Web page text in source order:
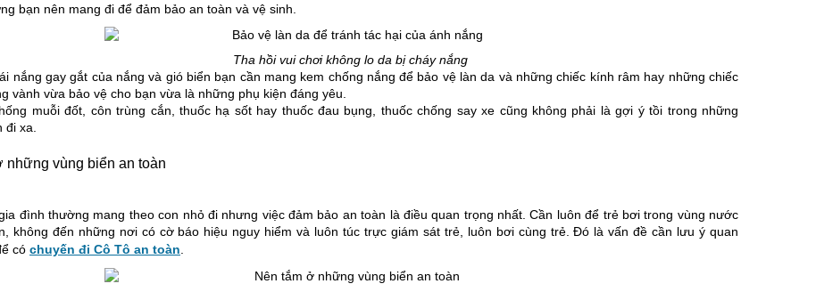
bạn nên mang đi để đảm bảo an toàn và vệ sinh.
Tha hồi vui chơi không lo da bị cháy nắng
nắng gay gắt của nắng và gió biển bạn cần mang kem chống nắng để bảo vệ làn da và những chiếc kính râm hay những chiếc
vành vừa bảo vệ cho bạn vừa là những phụ kiện đáng yêu.
muỗi đốt, côn trùng cắn, thuốc hạ sốt hay thuốc đau bụng, thuốc chống say xe cũng không phải là gợi ý tồi trong những
đi xa.
những vùng biển an toàn
đình thường mang theo con nhỏ đi nhưng việc đảm bảo an toàn là điều quan trọng nhất. Cần luôn để trẻ bơi trong vùng nước
không đến những nơi có cờ báo hiệu nguy hiểm và luôn túc trực giám sát trẻ, luôn bơi cùng trẻ. Đó là vấn đề cần lưu ý quan
có chuyến đi Cô Tô an toàn